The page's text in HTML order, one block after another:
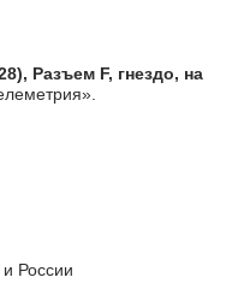
Разъем F, гнездо, на
России